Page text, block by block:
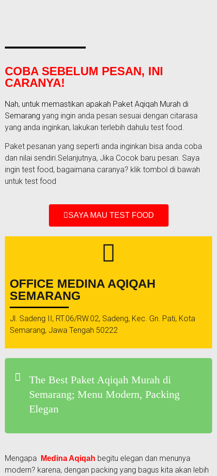
COBA SEBELUM PESAN, INI
CARANYA!
Nah, untuk memastikan apakah Paket Aqiqah Murah di
Semarang yang ingin anda pesan sesuai dengan citarasa
yang anda inginkan, lakukan terlebih dahulu test food.
Paket pesanan yang seperti anda inginkan bisa anda coba
dan nilai sendiri.Selanjutnya, Jika Cocok baru pesan. Saya
ingin test food, bagaimana caranya? klik tombol di bawah
untuk test food
SAYA MAU TEST FOOD
OFFICE MEDINA AQIQAH
SEMARANG
Jl. Sadeng II, RT.06/RW.02, Sadeng, Kec. Gn. Pati, Kota
Semarang, Jawa Tengah 50222
The Best Paket Aqiqah Murah di
Semarang; Menu Modern, Packing
Elegan
Mengapa Medina Aqiqah begitu elegan dan menunya
modern? karena, dengan packing yang bagus kita akan lebih